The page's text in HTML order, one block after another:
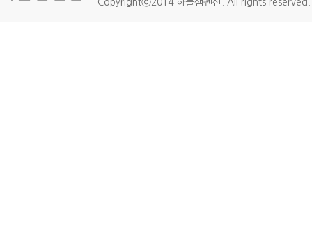
Copyrightⓒ2014 하늘샘펜션. All rights reserved.